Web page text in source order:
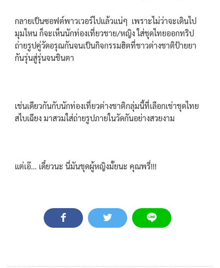
กลายเป็นซอฟต์พาวเวอร์ไปแล้วแน่ๆ เพราะไม่ว่าจะเดินไป
มุมไหน ก็จะเห็นนักท่องเที่ยวชาย/หญิง ใส่ชุดไทยออกทริป
ถ่ายรูปคู่วัดอรุณกันจนเป็นกิจกรรมฮิตที่ชาวต่างชาติป้ายยา
กันรุ่นสู่รุ่นจนชินตา
เช่นเดียวกันกับนักท่องเที่ยวต่างชาติกลุ่มนี้ที่เลือกเช่าชุดไทย
สไบเฉียง มาสวมใส่ถ่ายรูปภายในวัดกันอย่างสวยงาม
แต่เอ๊… เดี๋ยวนะ นี่มันชุดผู้หญิงมั้ยนะ คุณพรี่!!!